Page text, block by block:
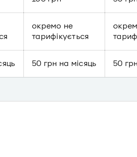
окремо не
тарифікується
50 грн на місяць 50